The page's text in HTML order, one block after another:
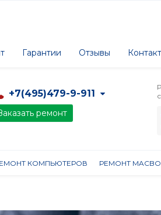
Гарантии Отзывы
+7(495)479-9-911
ремонт
КОМПЬЮТЕРОВ РЕМОНТ